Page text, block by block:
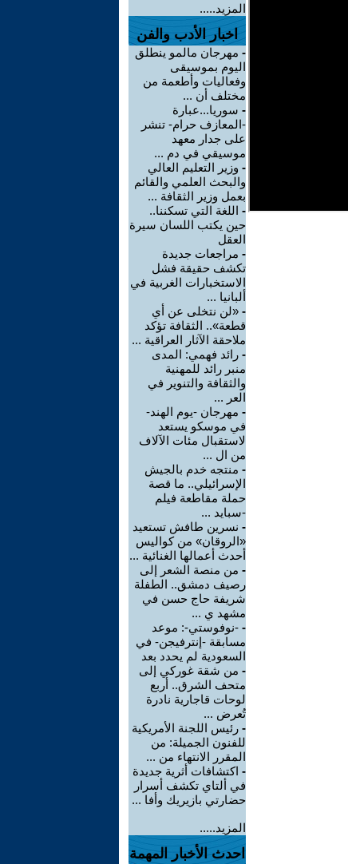
المزيد.....
اخبار الأدب والفن
- مهرجان مالمو ينطلق
اليوم بموسيقى
وفعاليات وأطعمة من
مختلف أن ...
- سوريا...عبارة
-المعازف حرام- تنشر
على جدار معهد
موسيقي في دم ...
- وزير التعليم العالي
والبحث العلمي والقائم
بعمل وزير الثقافة ...
- اللغة التي تسكننا..
حين يكتب اللسان سيرة
العقل
- مراجعات جديدة
تكشف حقيقة فشل
الاستخبارات الغربية في
ألبانيا ...
- «لن نتخلى عن أي
قطعة».. الثقافة تؤكد
ملاحقة الآثار العراقية ...
- رائد فهمي: المدى
منبر رائد للمهنية
والثقافة والتنوير في
العر ...
- مهرجان -يوم الهند-
في موسكو يستعد
لاستقبال مئات الآلاف
من ال ...
- منتجه خدم بالجيش
الإسرائيلي.. ما قصة
حملة مقاطعة فيلم
-سبايد ...
- نسرين طافش تستعيد
«الروقان» من كواليس
أحدث أعمالها الغنائية ...
- من منصة الشعر إلى
رصيف دمشق.. الطفلة
شريفة حاج حسن في
مشهد ي ...
- -نوفوستي-: موعد
مسابقة -إنترفيجن- في
السعودية لم يحدد بعد
- من شقة غوركي إلى
متحف الشرق.. أربع
لوحات قاجارية نادرة
تُعرض ...
- رئيس اللجنة الأمريكية
للفنون الجميلة: من
المقرر الانتهاء من ...
- اكتشافات أثرية جديدة
في ألتاي تكشف أسرار
حضارتي بازيريك وأفا ...
المزيد.....
احدث الأخبار المهمة